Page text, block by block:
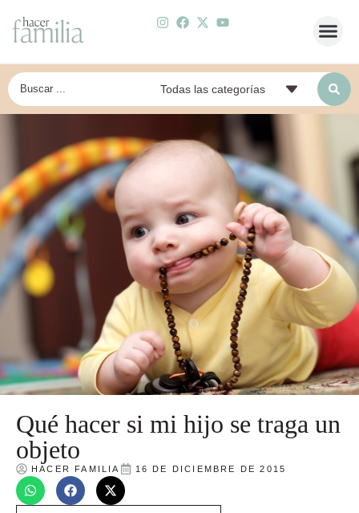
Qué hacer si mi hijo se traga un
objeto
HACER FAMILIA 16 DE DICIEMBRE DE 2015